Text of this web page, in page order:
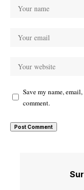
Save my name,
comment.